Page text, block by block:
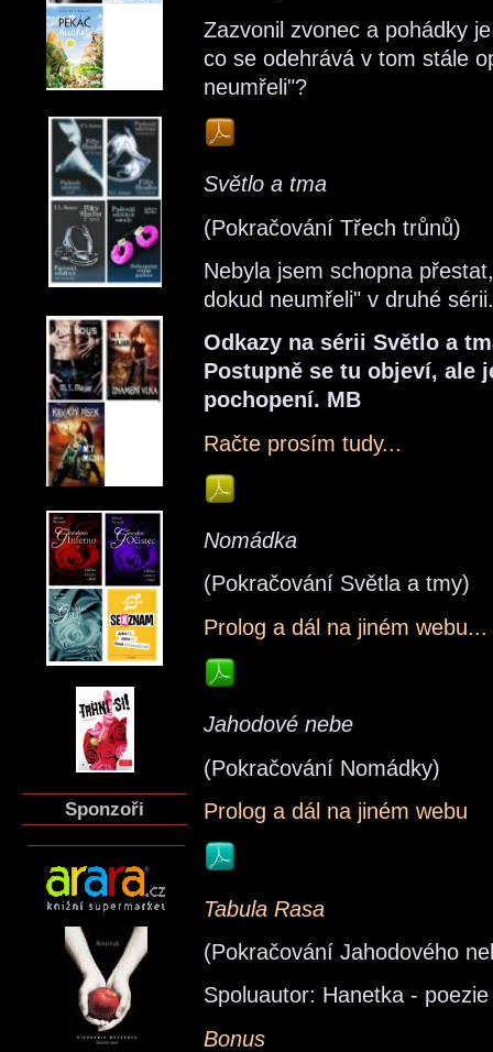
Sponzoři
Zazvonil zvonec a pohádky
co se odehrává v tom stále
neumřeli"?
Světlo a tma
(Pokračování Třech trůnů)
Nebyla jsem schopna
dokud neumřeli" v druhé
Odkazy na sérii Světlo a
Postupně se tu objeví, ale
pochopení. MB
Račte prosím tudy...
Nomádka
(Pokračování Světla a tmy)
Prolog a dál na jiném webu...
Jahodové nebe
(Pokračování Nomádky)
Prolog a dál na jiném webu
Tabula Rasa
(Pokračování Jahodového
Spoluautor: Hanetka - poezie
Bonus